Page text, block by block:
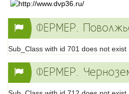
ФЕРМЕР.
Sub_Class with id 701 does not exist
ФЕРМЕР.